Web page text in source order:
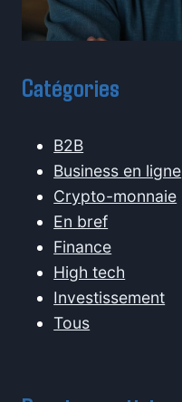
Catégories
B2B
Business en ligne
Crypto-monnaie
En bref
Finance
High tech
Investissement
Tous